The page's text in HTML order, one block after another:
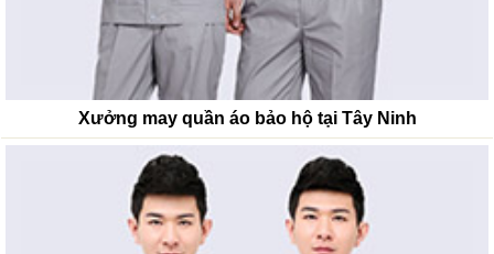
Xưởng may quần áo bảo hộ tại Tây Ninh